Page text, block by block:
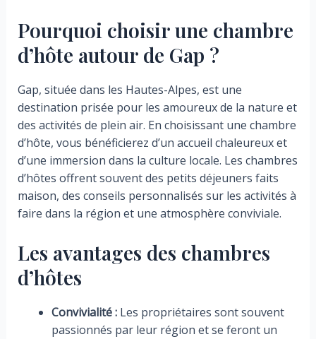
Pourquoi choisir une chambre
d’hôte autour de Gap ?
Gap, située dans les Hautes-Alpes, est une
destination prisée pour les amoureux de la nature et
des activités de plein air. En choisissant une chambre
d’hôte, vous bénéficierez d’un accueil chaleureux et
d’une immersion dans la culture locale. Les chambres
d’hôtes offrent souvent des petits déjeuners faits
maison, des conseils personnalisés sur les activités à
faire dans la région et une atmosphère conviviale.
Les avantages des chambres
d’hôtes
Convivialité :Les propriétaires sont souvent
passionnés par leur région et se feront un